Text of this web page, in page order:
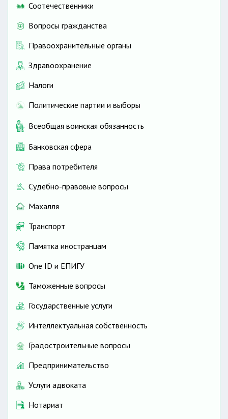
Соотечественники
Вопросы гражданства
Правоохранительные органы
Здравоохранение
Налоги
Политические партии и выборы
Всеобщая воинская обязанность
Банковская сфера
Права потребителя
Судебно-правовые вопросы
Махалля
Транспорт
Памятка иностранцам
One ID и ЕПИГУ
Таможенные вопросы
Государственные услуги
Интеллектуальная собственность
Градостроительные вопросы
Предпринимательство
Услуги адвоката
Нотариат